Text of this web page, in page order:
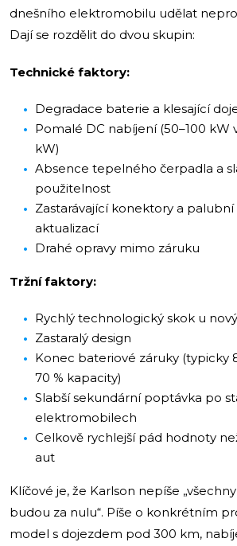
dnešního elektromobilu udělat
Dají se rozdělit do dvou skupin:
Technické faktory:
Degradace baterie a klesající
Pomalé DC nabíjení (50–100 kW
kW)
Absence tepelného čerpadla a
použitelnost
Zastarávající konektory a
aktualizací
Drahé opravy mimo záruku
Tržní faktory:
Rychlý technologický skok u
Zastaralý design
Konec bateriové záruky (typicky
70 % kapacity)
Slabší sekundární poptávka po
elektromobilech
Celkově rychlejší pád hodnoty
aut
Klíčové je, že Karlson nepíše
budou za nulu“. Píše o konkrétním
model s dojezdem pod 300 km,